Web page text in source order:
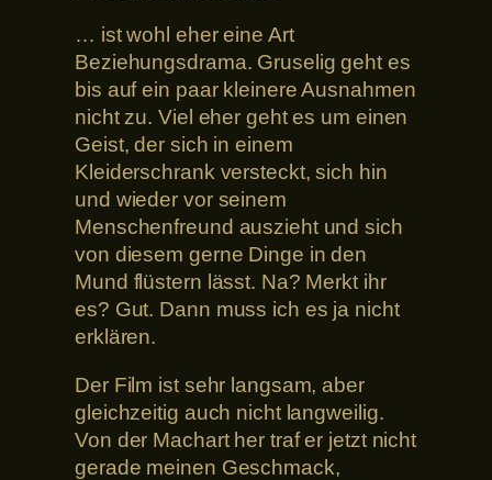
… ist wohl eher eine Art
Beziehungsdrama. Gruselig geht es
bis auf ein paar kleinere Ausnahmen
nicht zu. Viel eher geht es um einen
Geist, der sich in einem
Kleiderschrank versteckt, sich hin
und wieder vor seinem
Menschenfreund auszieht und sich
von diesem gerne Dinge in den
Mund flüstern lässt. Na? Merkt ihr
es? Gut. Dann muss ich es ja nicht
erklären.
Der Film ist sehr langsam, aber
gleichzeitig auch nicht langweilig.
Von der Machart her traf er jetzt nicht
gerade meinen Geschmack,